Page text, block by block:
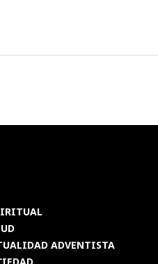
ADVENTISTA